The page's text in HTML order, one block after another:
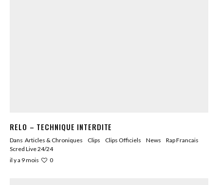
RELO – TECHNIQUE INTERDITE
Dans Articles & Chroniques Clips Clips Officiels News
Rap Francais
Scred Live 24/24
il y a 9 mois
0